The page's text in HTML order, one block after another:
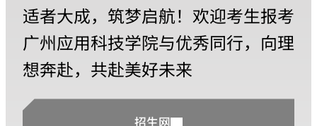
适者大成，筑梦启航！欢迎考生报考
广州应用科技学院与优秀同行，向理
想奔赴，共赴美好未来
招生网